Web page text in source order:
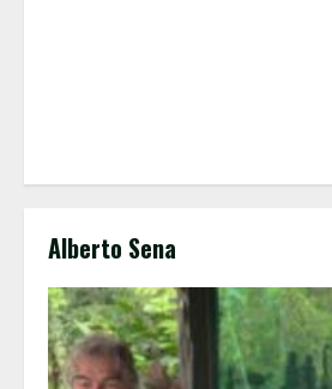
Alberto Sena